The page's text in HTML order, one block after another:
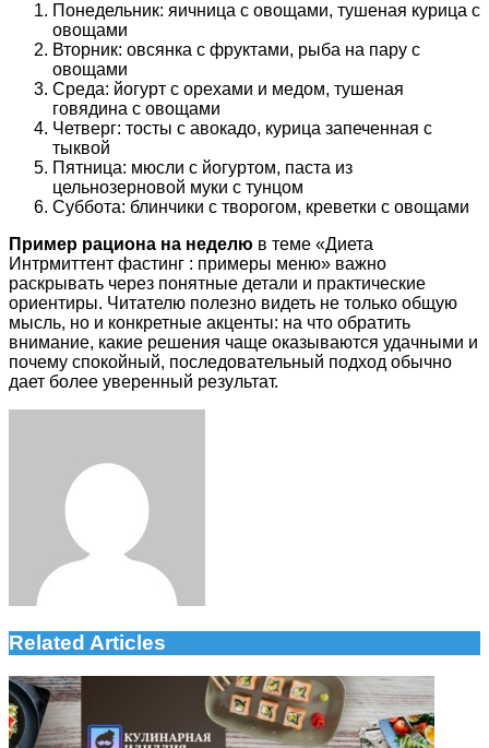
Понедельник: яичница с овощами, тушеная курица с
овощами
Вторник: овсянка с фруктами, рыба на пару с
овощами
Среда: йогурт с орехами и медом, тушеная
говядина с овощами
Четверг: тосты с авокадо, курица запеченная с
тыквой
Пятница: мюсли с йогуртом, паста из
цельнозерновой муки с тунцом
Суббота: блинчики с творогом, креветки с овощами
Пример рациона на неделю в теме «Диета
Интрмиттент фастинг : примеры меню» важно
раскрывать через понятные детали и практические
ориентиры. Читателю полезно видеть не только общую
мысль, но и конкретные акценты: на что обратить
внимание, какие решения чаще оказываются удачными и
почему спокойный, последовательный подход обычно
дает более уверенный результат.
Related Articles